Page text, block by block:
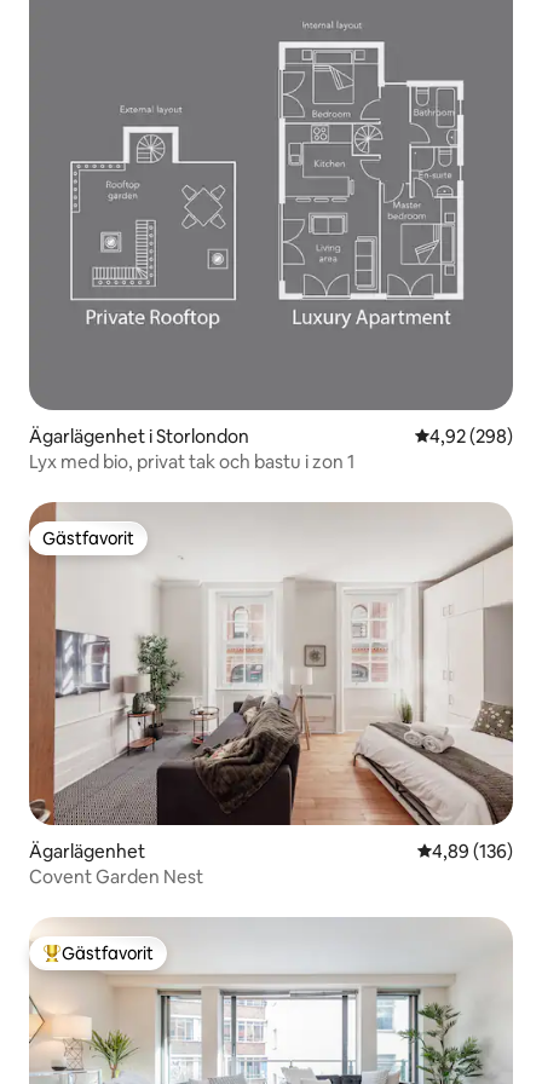
Ägarlägenhet i Storlondon 4,92 av 5 i
4,92 (298)
Lyx med bio, privat tak och bastu i zon 1
Gästfavorit
Gästfavorit
Ägarlägenhet 4,89 av 5 i
4,89 (136)
Covent Garden Nest
Populär gästfavorit
Gästfavorit